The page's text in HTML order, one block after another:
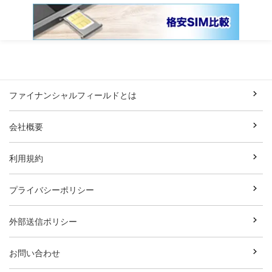
ファイナンシャルフィールドとは
会社概要
利用規約
プライバシーポリシー
外部送信ポリシー
お問い合わせ